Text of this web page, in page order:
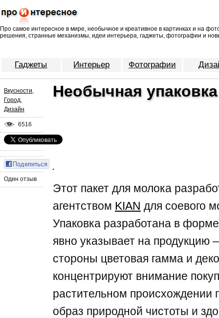
Про самое интересное в мире, необычное и креативное в картинках и на
решения, странные механизмы, идеи интерьера, гаджеты, фотографии и
Гаджеты Интерьер Фотографии
Вкусности
Город
Дизайн
6516
Один отзыв
Необычная
Этот пакет для молока
агентством KIAN для соевого
Упаковка разработана в
явно указывает на продукцию
стороны цветовая гамма и
концентрируют внимание
растительном происхождении
образ природной чистоты и